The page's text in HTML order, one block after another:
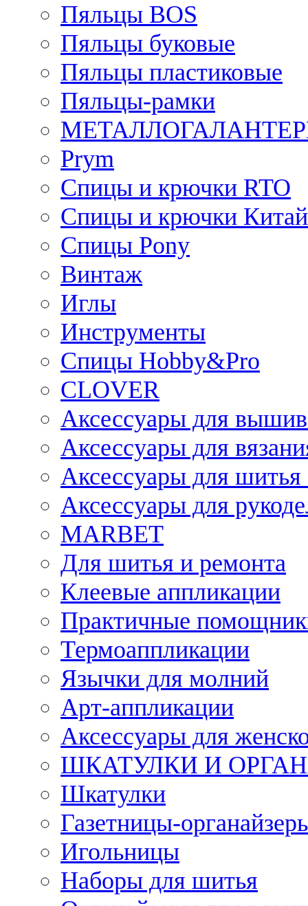
Пяльцы BOS
Пяльцы буковые
Пяльцы пластиковые
Пяльцы-рамки
Prym
Спицы и крючки RTO
Спицы и крючки Китай
Спицы Pony
Винтаж
Иглы
Инструменты
Спицы Hobby&Pro
CLOVER
Аксессуары для
Аксессуары для
Аксессуары для
Аксессуары для
MARBET
Для шитья и ремонта
Клеевые аппликации
Практичные
Термоаппликации
Язычки для молний
Арт-аппликации
Аксессуары для
ШКАТУЛКИ И
Шкатулки
Газетницы-
Игольницы
Наборы для шитья